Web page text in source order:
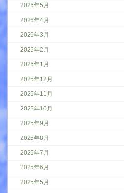
2026年5月
2026年4月
2026年3月
2026年2月
2026年1月
2025年12月
2025年11月
2025年10月
2025年9月
2025年8月
2025年7月
2025年6月
2025年5月